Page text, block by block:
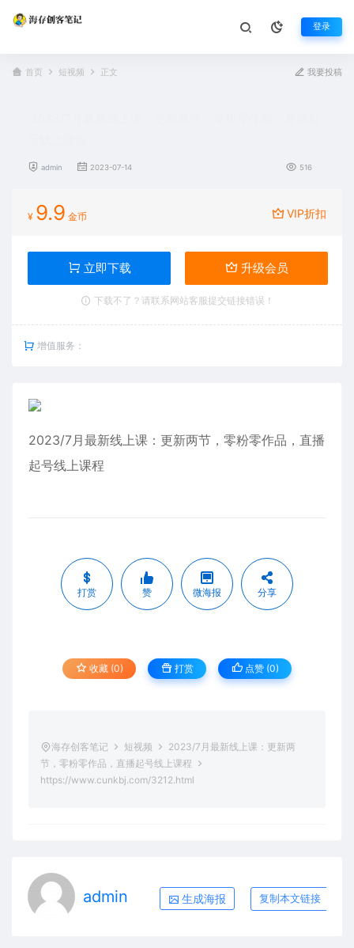
登录
首页 短视频 正文 我要投稿
admin 2023-07-14 516
¥ 9.9 金币 VIP折扣
立即下载 升级会员
下载不了？请联系网站客服提交链接错误！
增值服务：
2023/7月最新线上课：更新两节，零粉零作品，直播
起号线上课程
打赏 赞 微海报 分享
收藏 (0) 打赏 点赞 (0)
海存创客笔记 短视频
2023/7月最新线上课：更新两
节，零粉零作品，直播起号线上课程
https://www.cunkbj.com/3212.html
admin 生成海报 复制本文链接